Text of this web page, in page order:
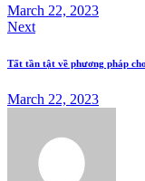
March 22, 2023
Next
Tất tần tật về phương pháp
March 22, 2023